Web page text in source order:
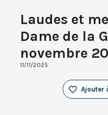
Laudes et
Dame de la
novembre
11/11/2025
Ajouter